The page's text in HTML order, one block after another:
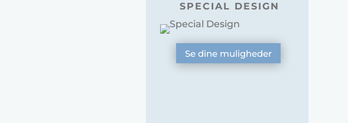
SPECIAL DESIGN
Se dine muligheder